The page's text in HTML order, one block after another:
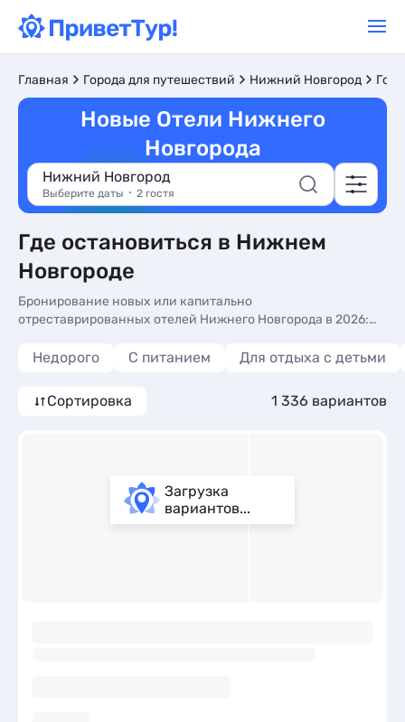
Главная Города для путешествий Нижний Новгород
Новые Отели Нижнего
Новгорода
Нижний Новгород
Выберите даты 2 гостя
Где остановиться в Нижнем
Новгороде
Бронирование новых или капитально
отреставрированных отелей Нижнего Новгорода в 2026:
Недорого С питанием Для отдыха с детьми
Сортировка 1 336 вариантов
Загрузка
вариантов...